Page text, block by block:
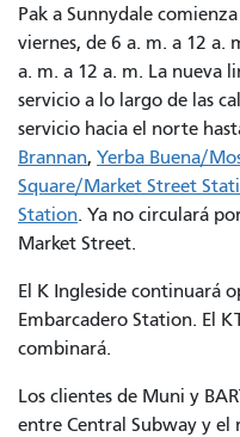
Pak a Sunnydale
viernes, de 6 a. m. a 12 a.
a. m. a 12 a. m. La nueva
servicio a lo largo de las
servicio hacia el norte
Brannan, Yerba Buena/
Square/Market Street
Station. Ya no circulará
Market Street.
El K Ingleside continuará
Embarcadero Station. El
combinará.
Los clientes de Muni y
entre Central Subway y